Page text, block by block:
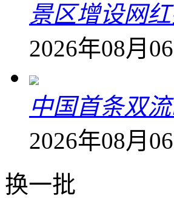
景区增设网
2026年08月
中国首条双
2026年08月
换一批